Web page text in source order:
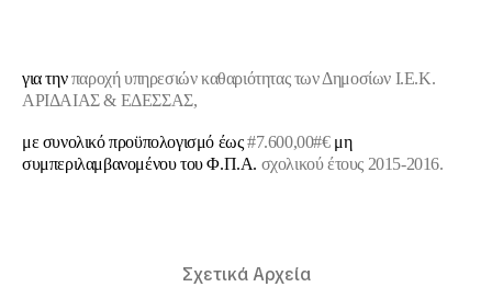
για τηνπαροχή υπηρεσιών καθαριότητας των Δημοσίων Ι.Ε.Κ.
ΑΡΙΔΑΙΑΣ & ΕΔΕΣΣΑΣ,
με συνολικό προϋπολογισμό έως#7.600,00#€ μη
συμπεριλαμβανομένου του Φ.Π.Α. σχολικού έτους 2015-2016.
Σχετικά Αρχεία